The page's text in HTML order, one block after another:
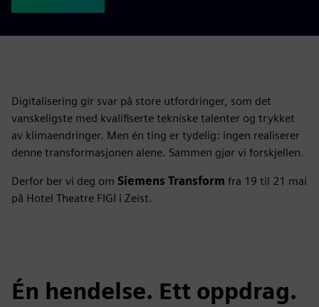
Digitalisering gir svar på store utfordringer, som det
vanskeligste med kvalifiserte tekniske talenter og trykket
av klimaendringer. Men én ting er tydelig: ingen realiserer
denne transformasjonen alene. Sammen gjør vi forskjellen.
Derfor ber vi deg om Siemens Transform fra 19 til 21 mai
på Hotel Theatre FIGI i Zeist.
Én hendelse. Ett oppdrag.